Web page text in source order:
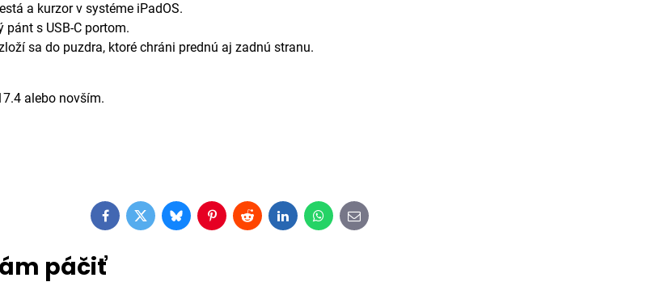
a kurzor v systéme iPadOS.
s USB-C portom.
sa do puzdra, ktoré chráni prednú aj zadnú stranu.
alebo novším.
FacebookTwitterBlueskyPinterestRedditLinkedInWhatsApp
E-
mail
páčiť